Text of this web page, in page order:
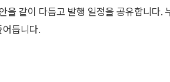
을 같이 다듬고 발행 일정을 공유합니다.
듭니다.